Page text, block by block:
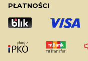
PŁATNOŚCI